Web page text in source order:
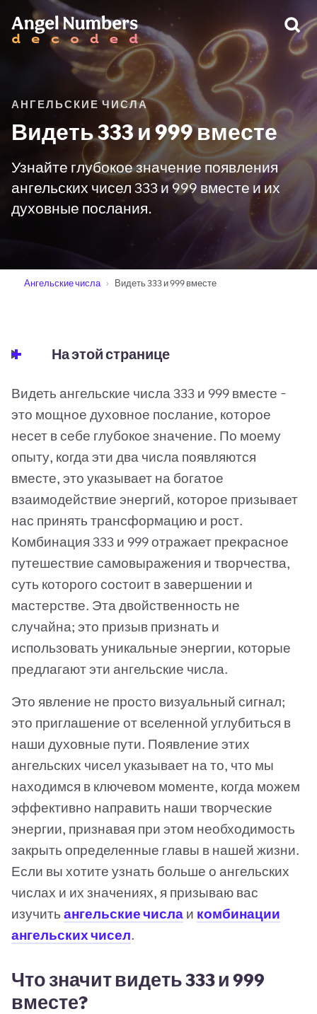
АНГЕЛЬСКИЕ ЧИСЛА
Видеть 333 и 999 вместе
Узнайте глубокое значение появления
ангельских чисел 333 и 999 вместе и их
духовные послания.
Ангельские числа Видеть 333 и 999 вместе
На этой странице
Видеть ангельские числа 333 и 999 вместе -
это мощное духовное послание, которое
несет в себе глубокое значение. По моему
опыту, когда эти два числа появляются
вместе, это указывает на богатое
взаимодействие энергий, которое призывает
нас принять трансформацию и рост.
Комбинация 333 и 999 отражает прекрасное
путешествие самовыражения и творчества,
суть которого состоит в завершении и
мастерстве. Эта двойственность не
случайна; это призыв признать и
использовать уникальные энергии, которые
предлагают эти ангельские числа.
Это явление не просто визуальный сигнал;
это приглашение от вселенной углубиться в
наши духовные пути. Появление этих
ангельских чисел указывает на то, что мы
находимся в ключевом моменте, когда можем
эффективно направить наши творческие
энергии, признавая при этом необходимость
закрыть определенные главы в нашей жизни.
Если вы хотите узнать больше о ангельских
числах и их значениях, я призываю вас
изучить ангельские числа и комбинации
ангельских чисел.
Что значит видеть 333 и 999
вместе?
ПРЕДУПРЕЖДЕНИЕ: